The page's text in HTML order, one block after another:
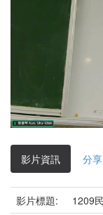
影片資訊 分享
影片標題:
1209